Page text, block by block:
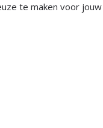
te maken voor jouw